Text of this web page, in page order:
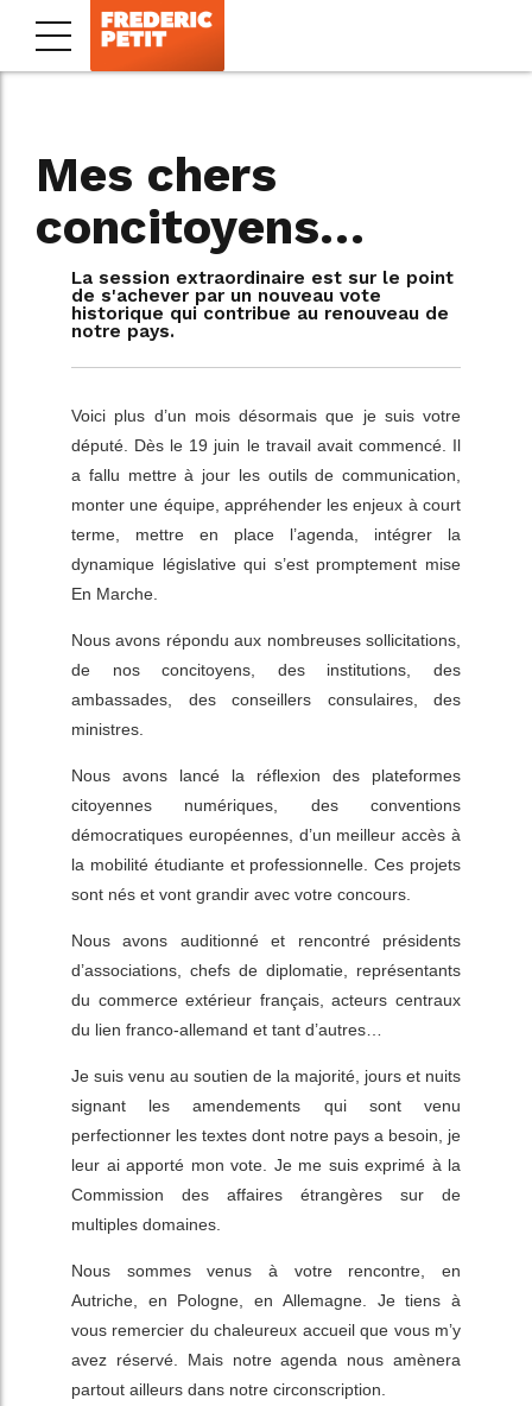
Mes chers
concitoyens…
La session extraordinaire est sur le point
de s'achever par un nouveau vote
historique qui contribue au renouveau de
notre pays.
Voici plus d’un mois désormais que je suis votre
député. Dès le 19 juin le travail avait commencé. Il
a fallu mettre à jour les outils de communication,
monter une équipe, appréhender les enjeux à court
terme, mettre en place l’agenda, intégrer la
dynamique législative qui s’est promptement mise
En Marche.
Nous avons répondu aux nombreuses sollicitations,
de nos concitoyens, des institutions, des
ambassades, des conseillers consulaires, des
ministres.
Nous avons lancé la réflexion des plateformes
citoyennes numériques, des conventions
démocratiques européennes, d’un meilleur accès à
la mobilité étudiante et professionnelle. Ces projets
sont nés et vont grandir avec votre concours.
Nous avons auditionné et rencontré présidents
d’associations, chefs de diplomatie, représentants
du commerce extérieur français, acteurs centraux
du lien franco-allemand et tant d’autres…
Je suis venu au soutien de la majorité, jours et nuits
signant les amendements qui sont venu
perfectionner les textes dont notre pays a besoin, je
leur ai apporté mon vote. Je me suis exprimé à la
Commission des affaires étrangères sur de
multiples domaines.
Nous sommes venus à votre rencontre, en
Autriche, en Pologne, en Allemagne. Je tiens à
vous remercier du chaleureux accueil que vous m’y
avez réservé. Mais notre agenda nous amènera
partout ailleurs dans notre circonscription.